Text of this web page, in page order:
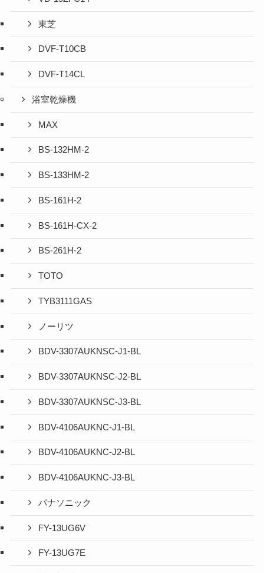
東芝
DVF-T10CB
DVF-T14CL
浴室乾燥機
MAX
BS-132HM-2
BS-133HM-2
BS-161H-2
BS-161H-CX-2
BS-261H-2
TOTO
TYB3111GAS
ノーリツ
BDV-3307AUKNSC-J1-BL
BDV-3307AUKNSC-J2-BL
BDV-3307AUKNSC-J3-BL
BDV-4106AUKNC-J1-BL
BDV-4106AUKNC-J2-BL
BDV-4106AUKNC-J3-BL
パナソニック
FY-13UG6V
FY-13UG7E